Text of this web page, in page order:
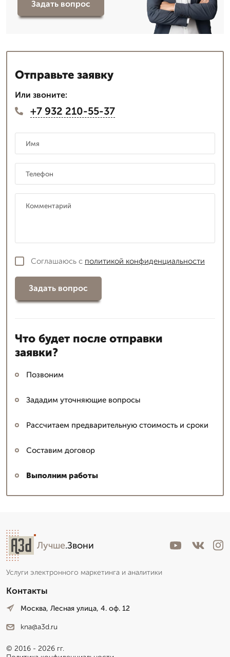
Задать вопрос
Отправьте заявку
Или звоните:
+7 932 210-55-37
Соглашаюсь с политикой конфиденциальности
Задать вопрос
Что будет после отправки
заявки?
Позвоним
Зададим уточняющие вопросы
Рассчитаем предварительную стоимость и сроки
Составим договор
Выполним работы
Лучше.Звони
Услуги электронного маркетинга и аналитики
Контакты
Москва, Лесная улица, 4. оф. 12
kna@a3d.ru
© 2016 - 2026 гг.